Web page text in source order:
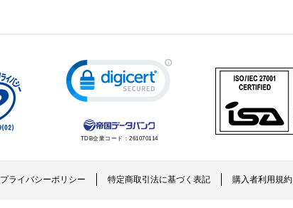
TDB企業コード： 261070114
プライバシーポリシー 特定商取引法に基づく表記 購入者利用規約